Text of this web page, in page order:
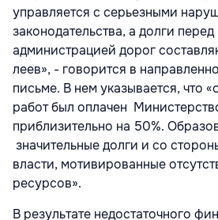
управляется с серьезными
законодательства, а долги
администрацией дорог
леев», - говорится в
письме. В нем указывается, что
работ был оплачен
приблизительно на 50%.
значительные долги и со
власти, мотивированные
ресурсов».
В результате недостаточного